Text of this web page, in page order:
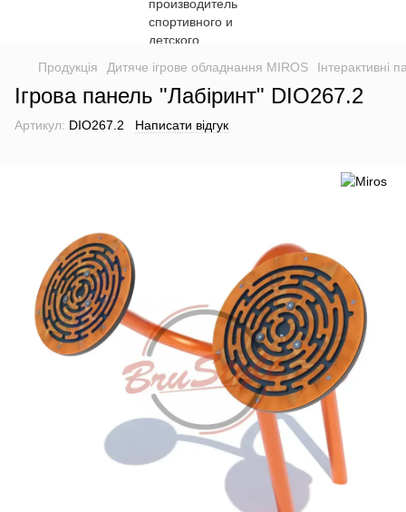
Продукція Дитяче ігрове обладнання MIROS Інтерактивні
Ігрова панель "Лабіринт" DIO267.2
Артикул: DIO267.2 Написати відгук